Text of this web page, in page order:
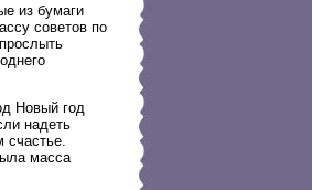
из бумаги
советов по
Новый год
надеть
масса